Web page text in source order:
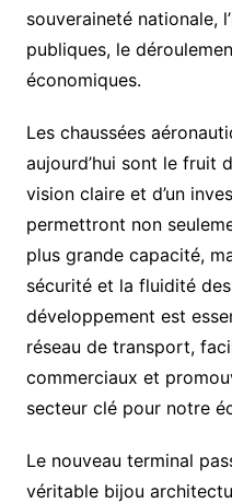
souveraineté nationale,
publiques, le
économiques.
Les chaussées
aujourd’hui sont le fruit
vision claire et d’un
permettront non
plus grande capacité,
sécurité et la fluidité
développement est
réseau de transport,
commerciaux et
secteur clé pour notre
Le nouveau terminal
véritable bijou